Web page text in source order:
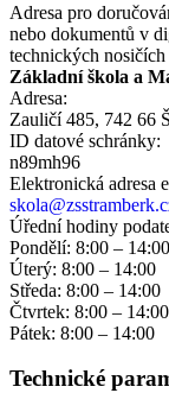
Adresa pro
nebo dokumentů v
technických nosičích
Základní škola a
Adresa:
Zauličí 485, 742 66
ID datové schránky:
n89mh96
Elektronická adresa
Úřední hodiny
Pondělí: 8:00 – 14:00
Úterý: 8:00 – 14:00
Středa: 8:00 – 14:00
Čtvrtek: 8:00 – 14:00
Pátek: 8:00 – 14:00
Technické